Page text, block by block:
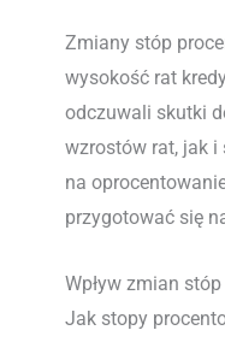
Zmiany stóp
wysokość rat
odczuwali skutki
wzrostów rat, jak i
na
przygotować się
Wpływ zmian
Jak stopy